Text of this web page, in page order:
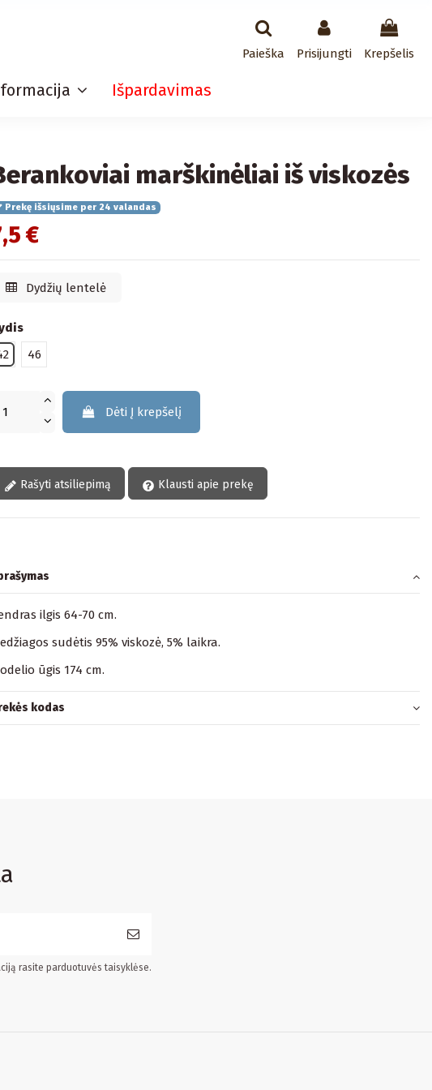
Paieška Prisijungti Krepšelis
Išpardavimas
marškinėliai iš viskozės
Prekę išsiųsime per 24 valandas
€
Dydžių lentelė
46
Dėti Į krepšelį
Rašyti atsiliepimą Klausti apie prekę
ilgis 64-70 cm.
sudėtis 95% viskozė, 5% laikra.
ūgis 174 cm.
kodas
rasite parduotuvės taisyklėse.